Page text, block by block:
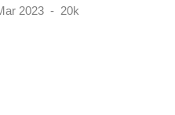
2023 - 20k